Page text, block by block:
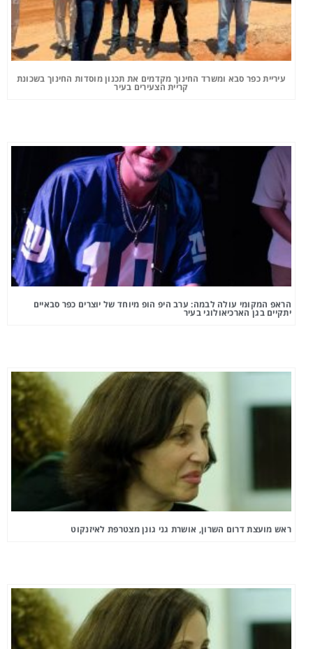
עיריית כפר סבא ומשרד החינוך מקדמים את תכנון מוסדות החינוך בשכונת
קריית הצעירים בעיר
הראפ המקומי עולה לבמה: ערב היפ הופ מיוחד של יוצרים כפר סבאיים
יתקיים בגן הארכיאולוגי בעיר
ראש מועצת דרום השרון, אושרת גני גונן מצטרפת לאיזנקוט